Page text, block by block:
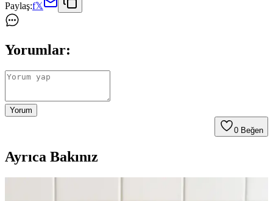
Paylaş:f𝕏
Yorumlar:
Yorum
0 Beğen
Ayrıca Bakınız